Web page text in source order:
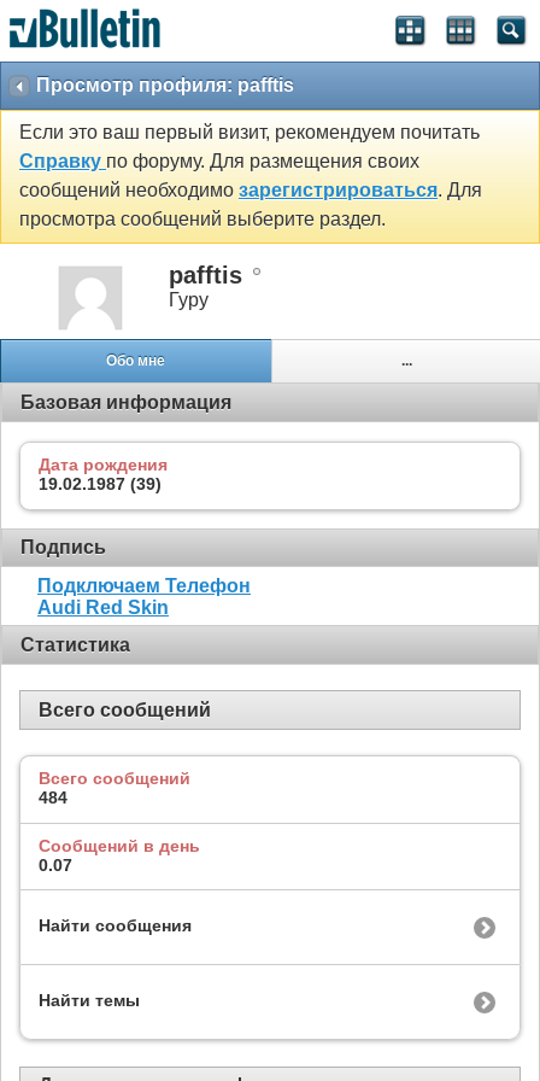
Просмотр профиля: pafftis
Если это ваш первый визит, рекомендуем почитать
Справку по форуму. Для размещения своих
сообщений необходимо зарегистрироваться. Для
просмотра сообщений выберите раздел.
pafftis
Гуру
Обо мне ...
Базовая информация
Дата рождения
19.02.1987 (39)
Подпись
Подключаем Телефон
Audi Red Skin
Статистика
Всего сообщений
Всего сообщений
484
Сообщений в день
0.07
Найти сообщения
Найти темы